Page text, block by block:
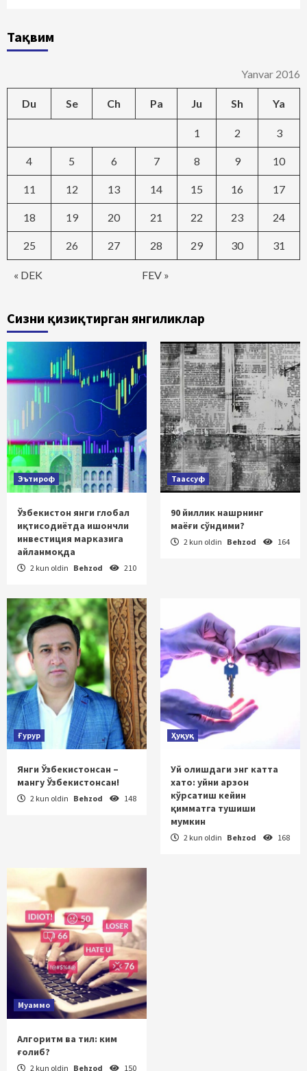
Тақвим
Yanvar 2016
Du Se Ch Pa Ju Sh Ya
« DEK FEV »
1 2 3
4 5 6 7 8 9 10
11 12 13 14 15 16 17
18 19 20 21 22 23 24
25 26 27 28 29 30 31
Сизни қизиқтирган янгиликлар
Эътироф
Ўзбекистон янги глобал
иқтисодиётда ишончли
инвестиция марказига
айланмоқда
2 kun oldin Behzod 210
Таассуф
90 йиллик нашрнинг
маёғи сўндими?
2 kun oldin Behzod 164
Ғурур
Янги Ўзбекистонсан –
мангу Ўзбекистонсан!
2 kun oldin Behzod 148
Ҳуқуқ
Уй олишдаги энг катта
хато: уйни арзон
кўрсатиш кейин
қимматга тушиши
мумкин
2 kun oldin Behzod 168
Муаммо
Алгоритм ва тил: ким
ғолиб?
2 kun oldin Behzod 150